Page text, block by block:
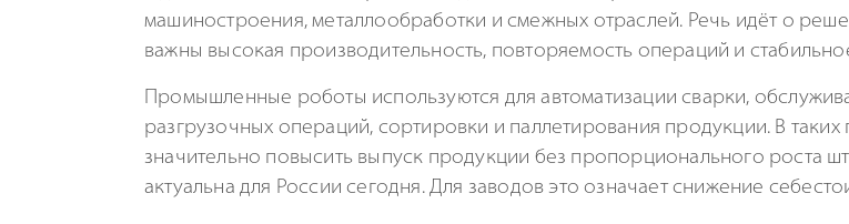
машиностроения, металлообработки и смежных отраслей. Речь идёт о
важны высокая производительность, повторяемость операций и
Промышленные роботы используются для автоматизации сварки,
разгрузочных операций, сортировки и паллетирования продукции. В таких
значительно повысить выпуск продукции без пропорционального роста
актуальна для России сегодня. Для заводов это означает снижение